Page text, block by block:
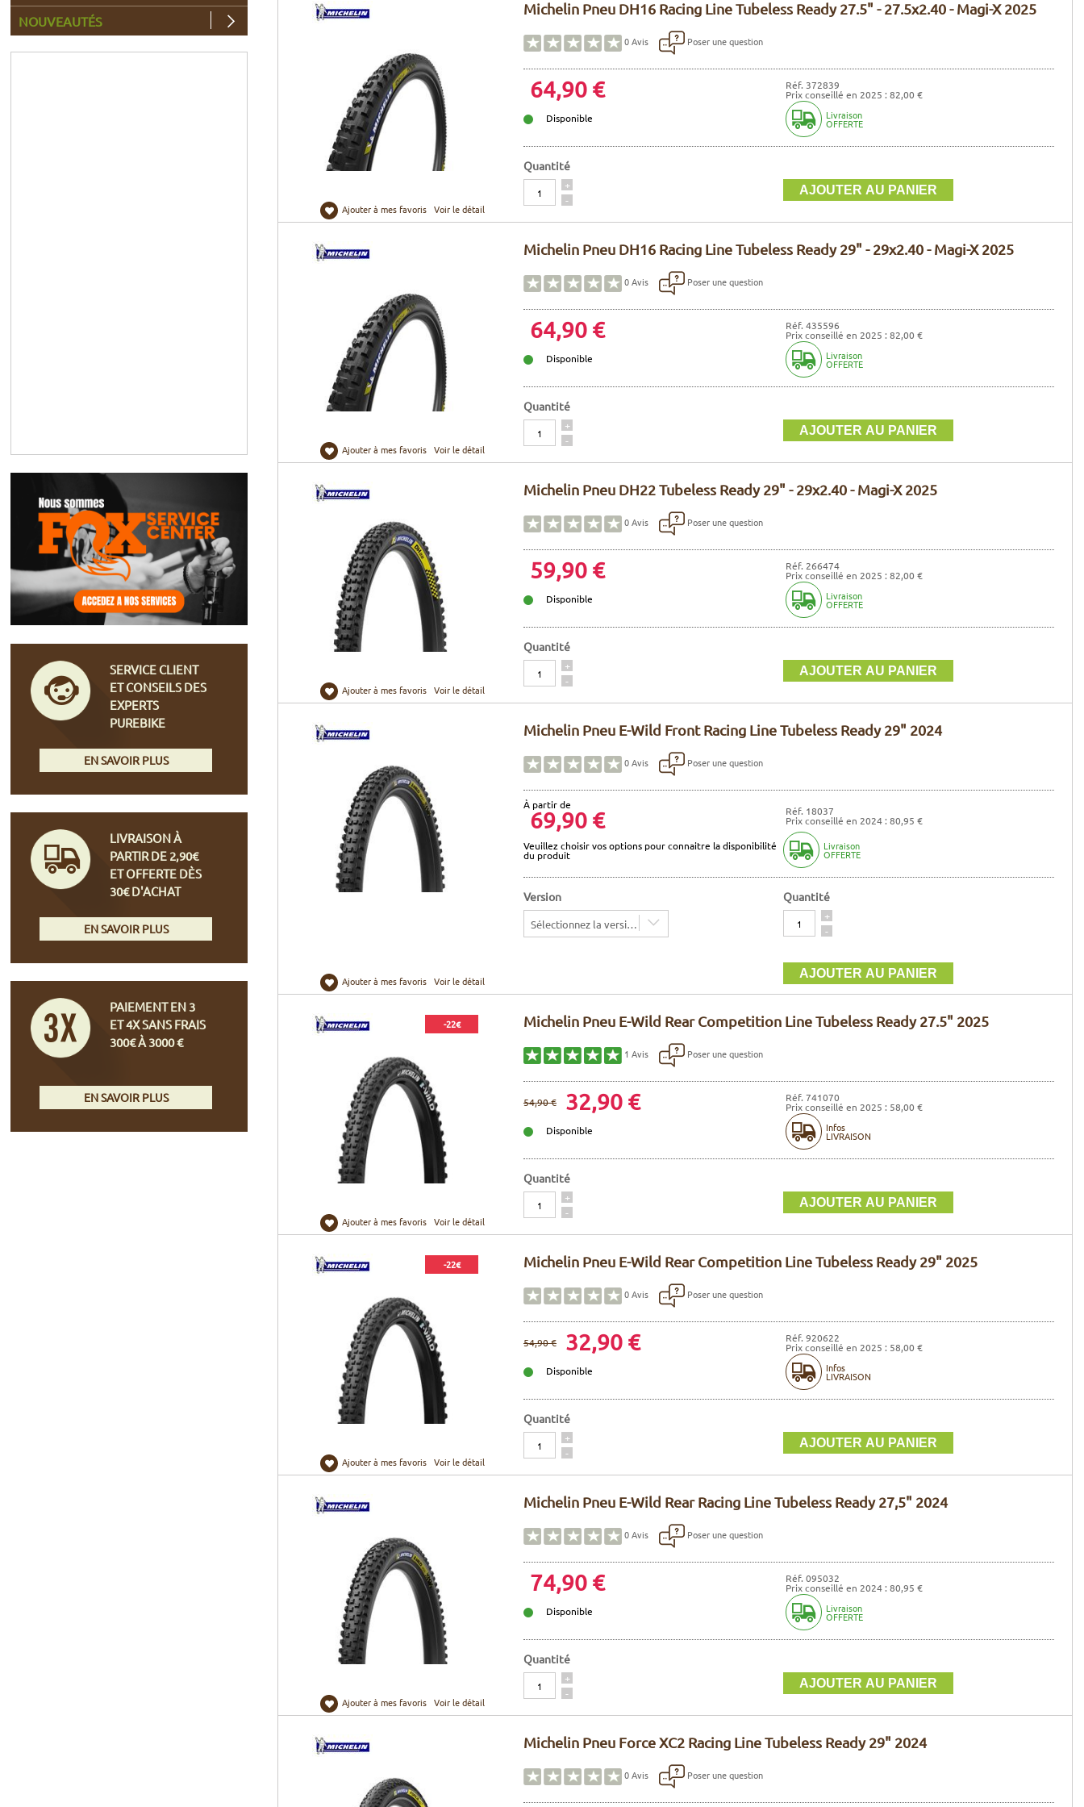
Michelin Pneu DH16 Racing Line Tubeless Ready 27.5" - 27.5x2.40 - Magi-X 2025
0Avis Poser une question
Ajouter à mes favoris Voir le détail
64,90 € Réf. 372839
Prix conseillé en 2025 : 82,00 €
Disponible
Livraison
OFFERTE
Quantité
Quantité
+
-
Michelin Pneu DH16 Racing Line Tubeless Ready 29" - 29x2.40 - Magi-X 2025
0Avis Poser une question
Ajouter à mes favoris Voir le détail
64,90 € Réf. 435596
Prix conseillé en 2025 : 82,00 €
Disponible
Livraison
OFFERTE
Quantité
Quantité
+
-
Michelin Pneu DH22 Tubeless Ready 29" - 29x2.40 - Magi-X 2025
0Avis Poser une question
Ajouter à mes favoris Voir le détail
59,90 € Réf. 266474
Prix conseillé en 2025 : 82,00 €
Disponible
Livraison
OFFERTE
Quantité
Quantité
+
-
Michelin Pneu E-Wild Front Racing Line Tubeless Ready 29" 2024
0Avis Poser une question
Ajouter à mes favoris Voir le détail
À partir de
69,90 € Réf. 18037
Prix conseillé en 2024 : 80,95 €
Veuillez choisir vos options pour connaitre la disponibilité
du produit
Livraison
OFFERTE
Version
Sélectionnez la version
Quantité
Quantité
+
-
-22€ Michelin Pneu E-Wild Rear Competition Line Tubeless Ready 27.5" 2025
1 Avis Poser une question
Ajouter à mes favoris Voir le détail
54,90 € 32,90 € Réf. 741070
Prix conseillé en 2025 : 58,00 €
Disponible
Infos
LIVRAISON
Quantité
Quantité
+
-
-22€ Michelin Pneu E-Wild Rear Competition Line Tubeless Ready 29" 2025
0Avis Poser une question
Ajouter à mes favoris Voir le détail
54,90 € 32,90 € Réf. 920622
Prix conseillé en 2025 : 58,00 €
Disponible
Infos
LIVRAISON
Quantité
Quantité
+
-
Michelin Pneu E-Wild Rear Racing Line Tubeless Ready 27,5" 2024
0Avis Poser une question
Ajouter à mes favoris Voir le détail
74,90 € Réf. 095032
Prix conseillé en 2024 : 80,95 €
Disponible
Livraison
OFFERTE
Quantité
Quantité
+
-
Michelin Pneu Force XC2 Racing Line Tubeless Ready 29" 2024
0Avis Poser une question
NOUVEAUTÉS
SERVICE CLIENT
ET CONSEILS DES
EXPERTS
PUREBIKE
EN SAVOIR PLUS
LIVRAISON À
PARTIR DE 2,90€
ET OFFERTE DÈS
30€ D'ACHAT
EN SAVOIR PLUS
PAIEMENT EN 3
ET 4X SANS FRAIS
300€ À 3000 €
EN SAVOIR PLUS